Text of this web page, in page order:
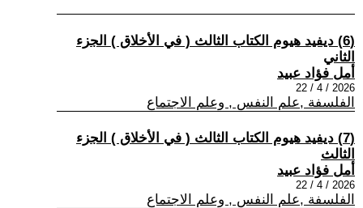
(6) ديفيد هيوم الكتاب الثالث ( في الأخلاق ) الجزء
الثاني
أمل فؤاد عبيد
2026 / 4 / 22
الفلسفة ,علم النفس , وعلم الاجتماع
(7) ديفيد هيوم الكتاب الثالث ( في الأخلاق ) الجزء
الثالث
أمل فؤاد عبيد
2026 / 4 / 22
الفلسفة ,علم النفس , وعلم الاجتماع